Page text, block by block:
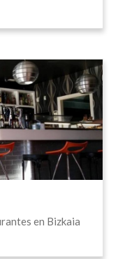
en Bizkaia